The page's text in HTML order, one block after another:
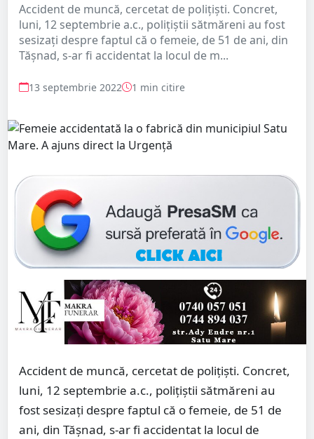
Accident de muncă, cercetat de polițiști. Concret,
luni, 12 septembrie a.c., polițiștii sătmăreni au fost
sesizați despre faptul că o femeie, de 51 de ani, din
Tășnad, s-ar fi accidentat la locul de m...
13 septembrie 2022 1 min citire
Accident de muncă, cercetat de polițiști. Concret,
luni, 12 septembrie a.c., polițiștii sătmăreni au
fost sesizați despre faptul că o femeie, de 51 de
ani, din Tășnad, s-ar fi accidentat la locul de